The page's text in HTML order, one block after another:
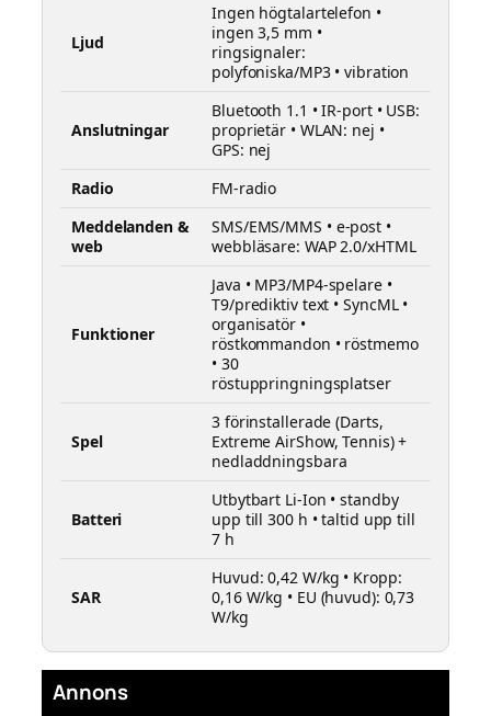
Ljud
Ingen högtalartelefon •
ingen 3,5 mm •
ringsignaler:
polyfoniska/MP3 • vibration
Anslutningar
Bluetooth 1.1 • IR-port • USB:
proprietär • WLAN: nej •
GPS: nej
Radio
FM-radio
Meddelanden &
web
SMS/EMS/MMS • e-post •
webbläsare: WAP 2.0/xHTML
Funktioner
Java • MP3/MP4-spelare •
T9/prediktiv text • SyncML •
organisatör •
röstkommandon • röstmemo
• 30
röstuppringningsplatser
Spel
3 förinstallerade (Darts,
Extreme AirShow, Tennis) +
nedladdningsbara
Batteri
Utbytbart Li-Ion • standby
upp till 300 h • taltid upp till
7 h
SAR
Huvud: 0,42 W/kg • Kropp:
0,16 W/kg • EU (huvud): 0,73
W/kg
Annons